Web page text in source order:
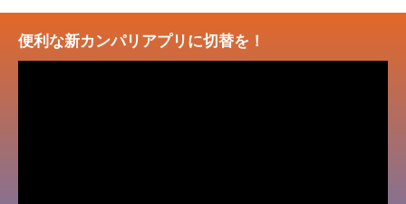
便利な新カンパリアプリに切替を！